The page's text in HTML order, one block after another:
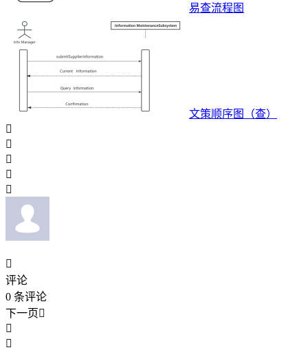
易查流程图
文策顺序图（查）






评论
0 条评论
下一页

